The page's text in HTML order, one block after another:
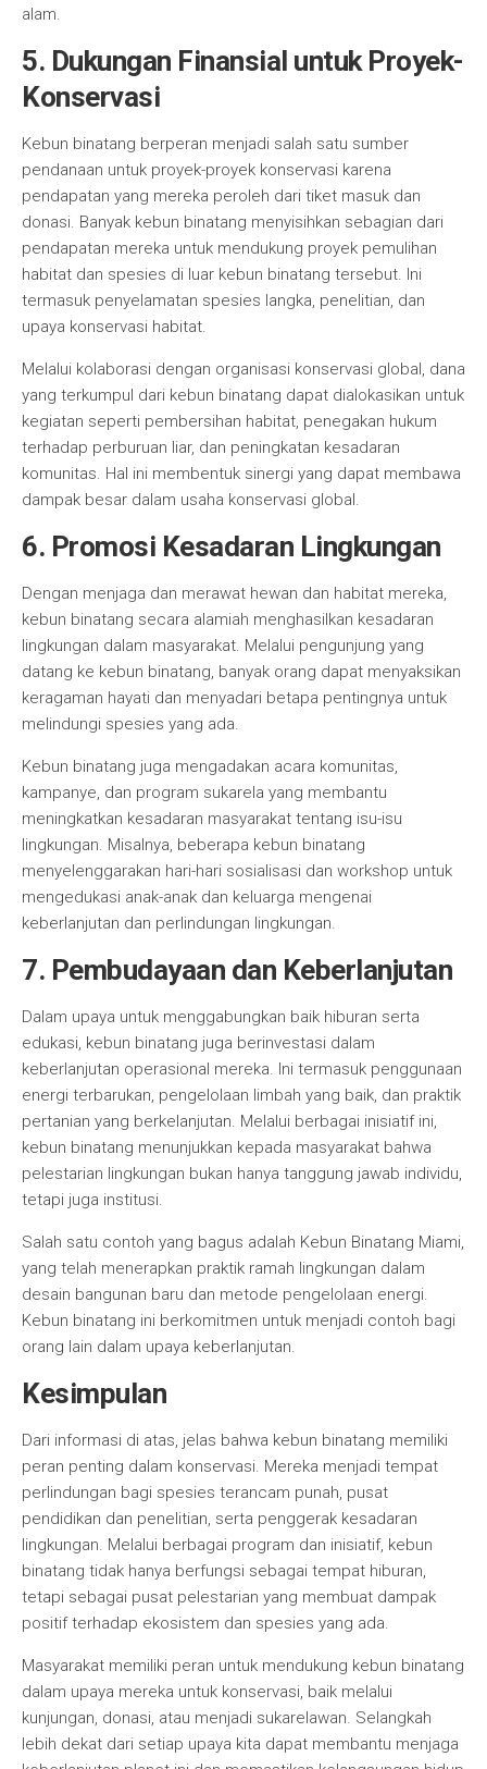
alam.
5. Dukungan Finansial untuk Proyek-
Konservasi
Kebun binatang berperan menjadi salah satu sumber
pendanaan untuk proyek-proyek konservasi karena
pendapatan yang mereka peroleh dari tiket masuk dan
donasi. Banyak kebun binatang menyisihkan sebagian dari
pendapatan mereka untuk mendukung proyek pemulihan
habitat dan spesies di luar kebun binatang tersebut. Ini
termasuk penyelamatan spesies langka, penelitian, dan
upaya konservasi habitat.
Melalui kolaborasi dengan organisasi konservasi global, dana
yang terkumpul dari kebun binatang dapat dialokasikan untuk
kegiatan seperti pembersihan habitat, penegakan hukum
terhadap perburuan liar, dan peningkatan kesadaran
komunitas. Hal ini membentuk sinergi yang dapat membawa
dampak besar dalam usaha konservasi global.
6. Promosi Kesadaran Lingkungan
Dengan menjaga dan merawat hewan dan habitat mereka,
kebun binatang secara alamiah menghasilkan kesadaran
lingkungan dalam masyarakat. Melalui pengunjung yang
datang ke kebun binatang, banyak orang dapat menyaksikan
keragaman hayati dan menyadari betapa pentingnya untuk
melindungi spesies yang ada.
Kebun binatang juga mengadakan acara komunitas,
kampanye, dan program sukarela yang membantu
meningkatkan kesadaran masyarakat tentang isu-isu
lingkungan. Misalnya, beberapa kebun binatang
menyelenggarakan hari-hari sosialisasi dan workshop untuk
mengedukasi anak-anak dan keluarga mengenai
keberlanjutan dan perlindungan lingkungan.
7. Pembudayaan dan Keberlanjutan
Dalam upaya untuk menggabungkan baik hiburan serta
edukasi, kebun binatang juga berinvestasi dalam
keberlanjutan operasional mereka. Ini termasuk penggunaan
energi terbarukan, pengelolaan limbah yang baik, dan praktik
pertanian yang berkelanjutan. Melalui berbagai inisiatif ini,
kebun binatang menunjukkan kepada masyarakat bahwa
pelestarian lingkungan bukan hanya tanggung jawab individu,
tetapi juga institusi.
Salah satu contoh yang bagus adalah Kebun Binatang Miami,
yang telah menerapkan praktik ramah lingkungan dalam
desain bangunan baru dan metode pengelolaan energi.
Kebun binatang ini berkomitmen untuk menjadi contoh bagi
orang lain dalam upaya keberlanjutan.
Kesimpulan
Dari informasi di atas, jelas bahwa kebun binatang memiliki
peran penting dalam konservasi. Mereka menjadi tempat
perlindungan bagi spesies terancam punah, pusat
pendidikan dan penelitian, serta penggerak kesadaran
lingkungan. Melalui berbagai program dan inisiatif, kebun
binatang tidak hanya berfungsi sebagai tempat hiburan,
tetapi sebagai pusat pelestarian yang membuat dampak
positif terhadap ekosistem dan spesies yang ada.
Masyarakat memiliki peran untuk mendukung kebun binatang
dalam upaya mereka untuk konservasi, baik melalui
kunjungan, donasi, atau menjadi sukarelawan. Selangkah
lebih dekat dari setiap upaya kita dapat membantu menjaga